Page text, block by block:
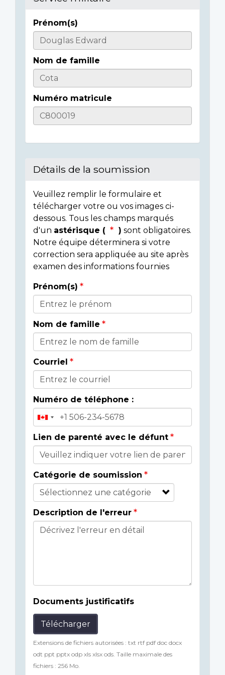
Casualty
Details
Prénom(s)
Nom de famille
Numéro matricule
Détails de la soumission
Veuillez remplir le formulaire et
télécharger votre ou vos images ci-
dessous. Tous les champs marqués
d'un astérisque ( ) sont obligatoires.
Notre équipe déterminera si votre
correction sera appliquée au site après
examen des informations fournies
Donor
Details
Prénom(s)
Nom de famille
Courriel
Numéro de téléphone :
Lien de parenté avec le défunt
Catégorie de soumission
Description de l'erreur
Documents justificatifs
Télécharger
Extensions de fichiers autorisées : txt rtf pdf doc docx
odt ppt pptx odp xls xlsx ods. Taille maximale des
fichiers : 256 Mo.